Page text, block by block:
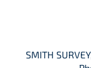
SMITH